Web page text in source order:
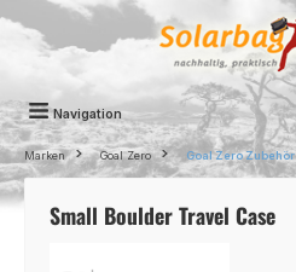
Zum Hauptinhalt springen
Navigation
Marken Goal Zero Goal Zero Zubehör
Small Boulder Travel Case